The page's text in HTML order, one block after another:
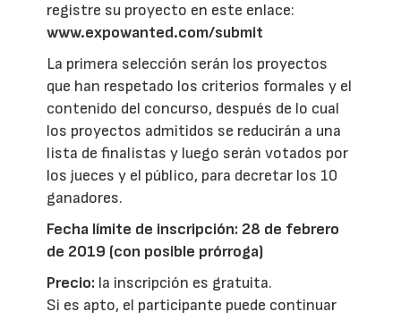
registre su proyecto en este enlace:
www.expowanted.com/submit
La primera selección serán los proyectos
que han respetado los criterios formales y el
contenido del concurso, después de lo cual
los proyectos admitidos se reducirán a una
lista de finalistas y luego serán votados por
los jueces y el público, para decretar los 10
ganadores.
Fecha límite de inscripción: 28 de febrero
de 2019 (con posible prórroga)
Precio: la inscripción es gratuita.
Si es apto, el participante puede continuar